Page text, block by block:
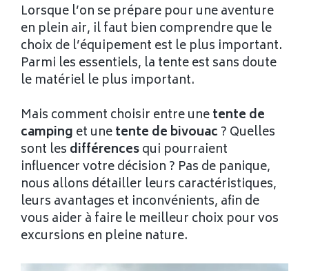
Lorsque l’on se prépare pour une aventure
en plein air, il faut bien comprendre que le
choix de l’équipement est le plus important.
Parmi les essentiels, la tente est sans doute
le matériel le plus important.
Mais comment choisir entre unetente de
camping et unetente de bivouac ? Quelles
sont les différencesqui pourraient
influencer votre décision ? Pas de panique,
nous allons détailler leurs caractéristiques,
leurs avantages et inconvénients, afin de
vous aider à faire le meilleur choix pour vos
excursions en pleine nature.